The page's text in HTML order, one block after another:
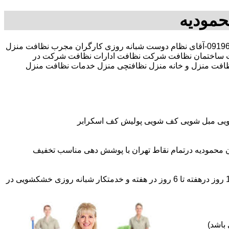
30 در صد تخفیف بیمه رایگان 09196351909-آقای نظام دوست شبانه روزی کارگران مجرب نظافت منزل
ساختمان نظافت شرکت نظافت ادارات نظافت شرکت در
نظافت منزل و خانه منزل نظافتچی منزل خدمات نظافت منزل
مبل شویی کف شویی پولیش کف اسکرابر
محمودیه درتمام نقاط تهران با پوشش دهی مناسب تخفیف
اعزام نظافتچی روزمزد و مهمان دار به تمام نقاط و در سراسر تهران (حرفه ای و آموزش دیده )اعزام خدمتکار ثابت روزانه (خانم)از 1 روز درهفته تا 6 روز در هفته و خدمتکار شبانه روزی خشکشویی در
باشد)